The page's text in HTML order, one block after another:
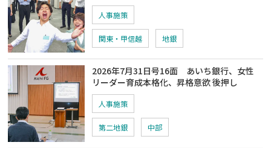
人事施策
関東・甲信越 地銀
2026年7月31日号16面 あいち銀行、女性
リーダー育成本格化、昇格意欲 後押し
人事施策
第二地銀 中部